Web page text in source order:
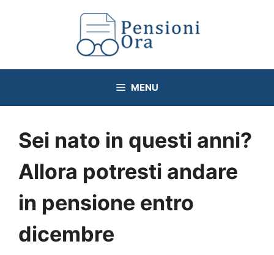
MENU
Sei nato in questi anni?
Allora potresti andare
in pensione entro
dicembre